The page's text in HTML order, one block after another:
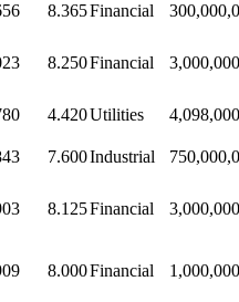
8.365Financial
8.250Financial
4.420Utilities
7.600Industrial
8.125Financial
8.000Financial